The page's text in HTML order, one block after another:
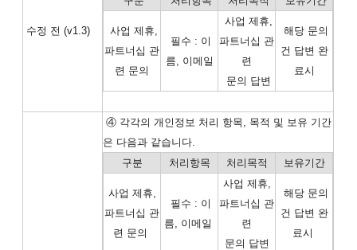
수정 전(v1.3)
사업 제휴,
파트너십 관
련 문의
필수 : 이
름, 이메일
사업 제휴,
파트너십 관
련
문의 답변
해당 문의
건 답변 완
료시
④ 각각의 개인정보 처리 항목, 목적 및 보유 기간
은 다음과 같습니다.
구분
처리항목 처리목적 보유기간
사업 제휴,
파트너십 관
련 문의
필수 : 이
름, 이메일
사업 제휴,
파트너십 관
련
문의 답변
해당 문의
건 답변 완
료시